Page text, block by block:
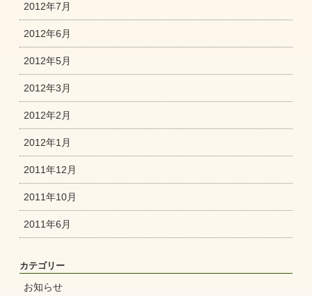
2012年7月
2012年6月
2012年5月
2012年3月
2012年2月
2012年1月
2011年12月
2011年10月
2011年6月
カテゴリー
お知らせ